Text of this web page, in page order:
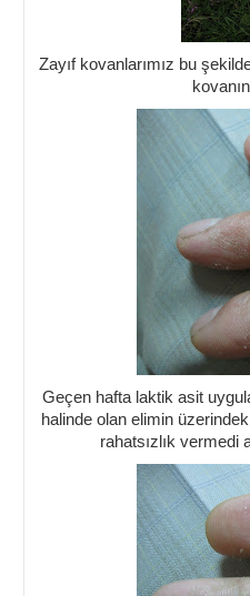
Zayıf kovanlarımız bu
Geçen hafta laktik asit
halinde olan elimin
rahatsızlık vermedi